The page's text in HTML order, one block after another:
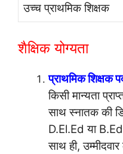
उच्च प्राथमिक शिक्षक
शैक्षिक योग्यता
प्राथमिक शिक्षक
किसी मान्यता
साथ स्नातक की
D.El.Ed या B.Ed
साथ ही,